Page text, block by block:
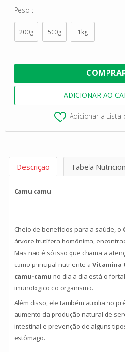
Peso
200g 500g 1kg
Adicionar a Lista
Descrição Tabela
Camu camu
Cheio de benefícios para a saúde, o
árvore frutífera homônima,
Mas não é só isso que chama a
como principal nutriente a Vitamina
camu-camu no dia a dia está o
imunológico do organismo.
Além disso, ele também auxilia no
aumento da produção natural de
intestinal e prevenção de alguns
estômago.